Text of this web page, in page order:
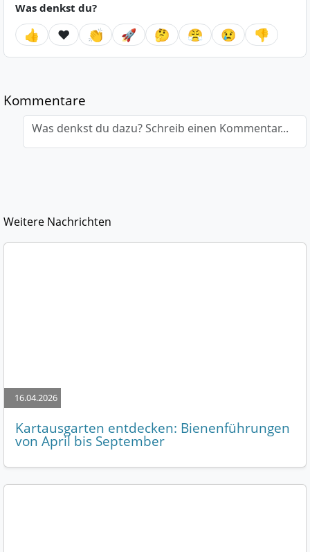
Was denkst du?
👍 ❤️ 👏 🚀 🤔 😤 😢 👎
Kommentare
Was denkst du dazu? Schreib einen Kommentar...
Weitere Nachrichten
16.04.2026
Kartausgarten entdecken: Bienenführungen
von April bis September